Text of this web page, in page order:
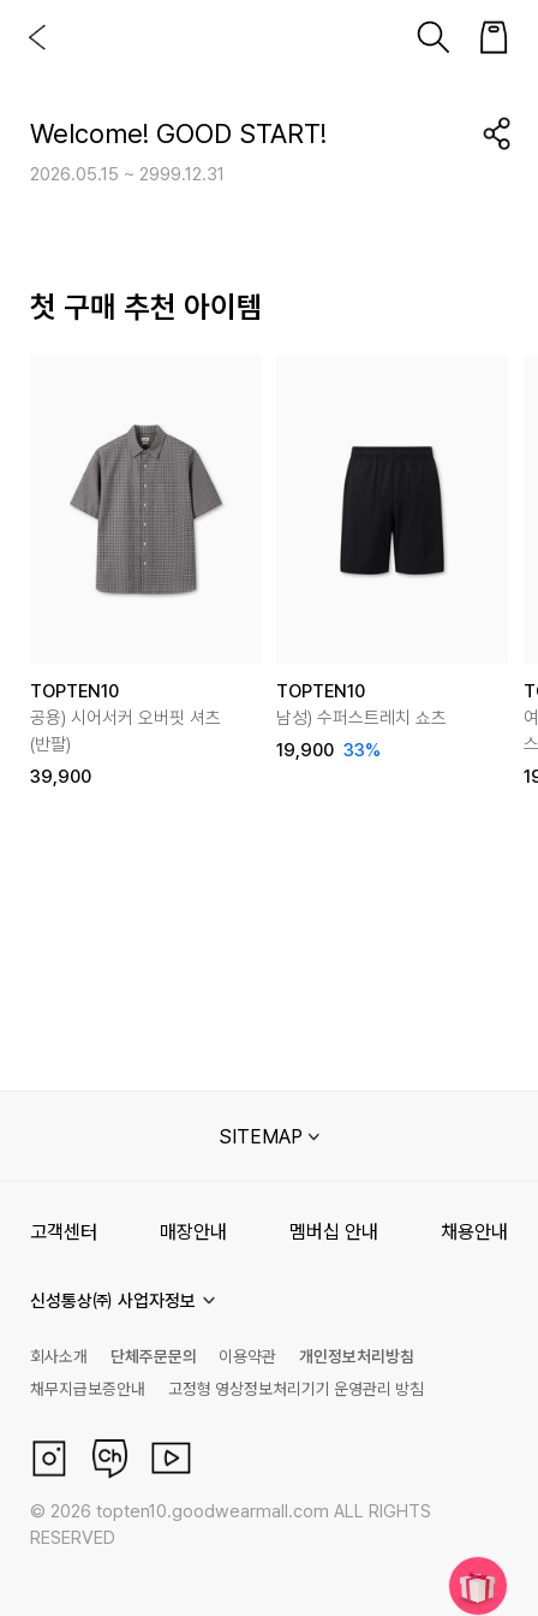
Welcome! GOOD START!
2026.05.15 ~ 2999.12.31
첫 구매 추천 아이템
TOPTEN10
공용) 시어서커 오버핏 셔츠
(반팔)
39,900
TOPTEN10
남성) 수퍼스트레치 쇼츠
19,900 33%
SITEMAP
고객센터 매장안내 멤버십 안내 채용안내
신성통상㈜ 사업자정보
회사소개 단체주문문의 이용약관
개인정보처리방침
채무지급보증안내
고정형 영상정보처리기기 운영관리 방침
© 2026 topten10.goodwearmall.com ALL RIGHTS
RESERVED